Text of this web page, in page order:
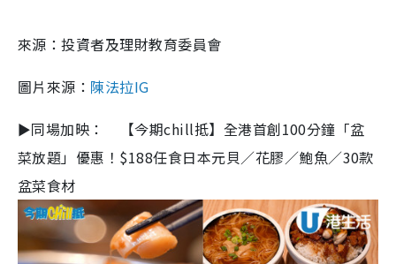
來源：投資者及理財教育委員會
圖片來源： 陳法拉IG
►同場加映： 【今期chill抵】全港首創100分鐘「盆
菜放題」優惠！$188任食日本元貝／花膠／鮑魚／30款
盆菜食材